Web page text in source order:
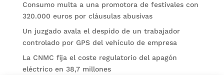
Consumo multa a una promotora de festivales con
320.000 euros por cláusulas abusivas
Un juzgado avala el despido de un trabajador
controlado por GPS del vehículo de empresa
La CNMC fija el coste regulatorio del apagón
eléctrico en 38,7 millones